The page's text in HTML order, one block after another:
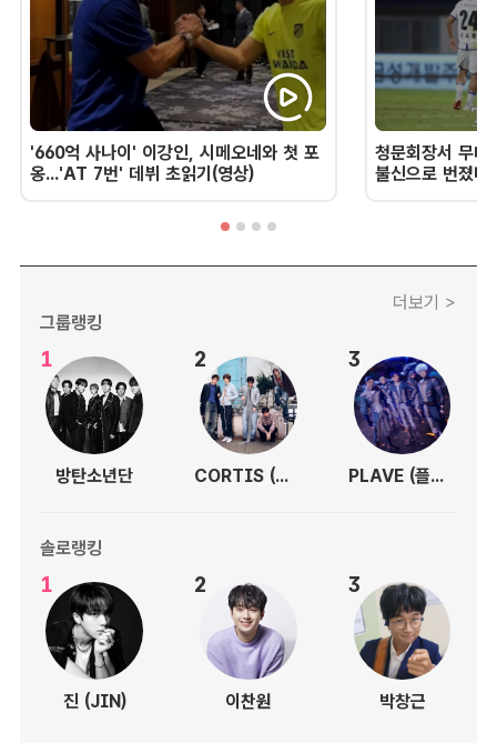
'660억 사나이' 이강인, 시메오네와 첫 포
옹...'AT 7번' 데뷔 초읽기(영상)
청문회장서 무너
불신으로 번졌
더보기 >
그룹랭킹
1
방탄소년단
2
CORTIS (코르티스)
3
PLAVE (플레이브)
솔로랭킹
1
진 (JIN)
2
이찬원
3
박창근